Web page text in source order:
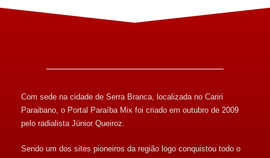
Com sede na cidade de Serra Branca, localizada no Cariri
Paraibano, o Portal Paraíba Mix foi criado em outubro de 2009
pelo radialista Júnior Queiroz.
Sendo um dos sites pioneiros da região logo conquistou todo o